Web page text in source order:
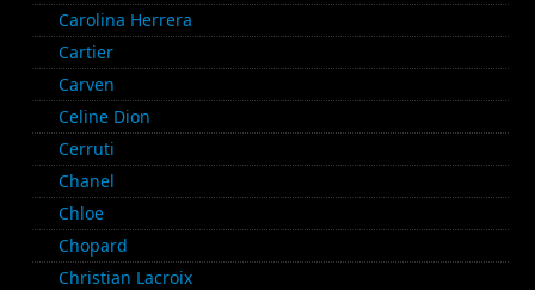
Carolina Herrera
Cartier
Carven
Celine Dion
Cerruti
Chanel
Chloe
Chopard
Christian Lacroix